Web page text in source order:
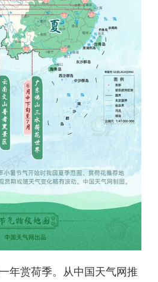
年赏荷季。从中国天气网推